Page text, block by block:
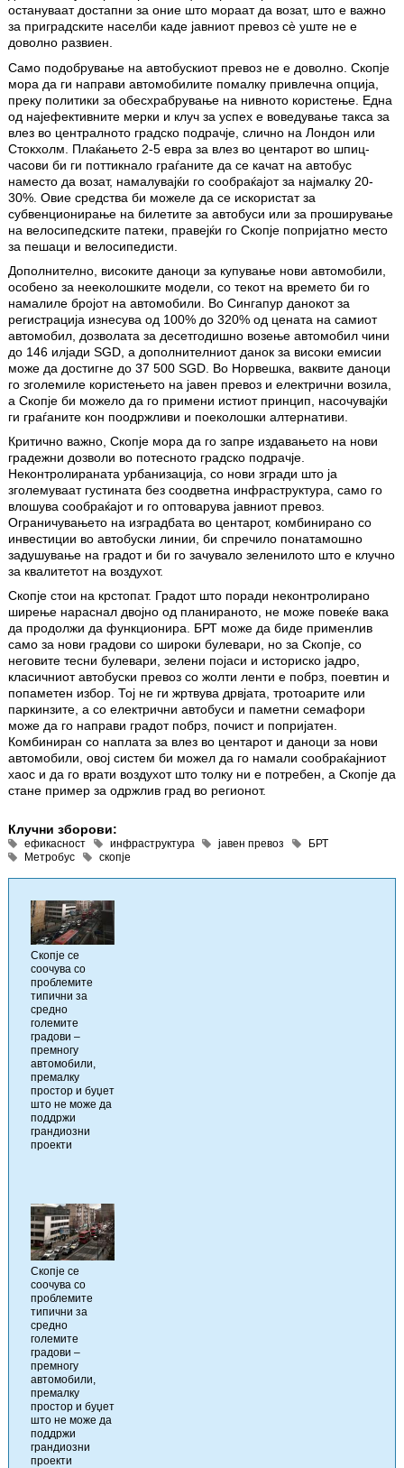
остануваат достапни за оние што мораат да возат, што е важно
за приградските населби каде јавниот превоз сè уште не е
доволно развиен.
Само подобрување на автобускиот превоз не е доволно. Скопје
мора да ги направи автомобилите помалку привлечна опција,
преку политики за обесхрабрување на нивното користење. Една
од најефективните мерки и клуч за успех е воведување такса за
влез во централното градско подрачје, слично на Лондон или
Стокхолм. Плаќањето 2-5 евра за влез во центарот во шпиц-
часови би ги поттикнало граѓаните да се качат на автобус
наместо да возат, намалувајќи го сообраќајот за најмалку 20-
30%. Овие средства би можеле да се искористат за
субвенционирање на билетите за автобуси или за проширување
на велосипедските патеки, правејќи го Скопје попријатно место
за пешаци и велосипедисти.
Дополнително, високите даноци за купување нови автомобили,
особено за нееколошките модели, со текот на времето би го
намалиле бројот на автомобили. Во Сингапур данокот за
регистрација изнесува од 100% до 320% од цената на самиот
автомобил, дозволата за десетгодишно возење автомобил чини
до 146 илјади SGD, а дополнителниот данок за високи емисии
може да достигне до 37 500 SGD. Во Норвешка, ваквите даноци
го зголемиле користењето на јавен превоз и електрични возила,
а Скопје би можело да го примени истиот принцип, насочувајќи
ги граѓаните кон поодржливи и поеколошки алтернативи.
Критично важно, Скопје мора да го запре издавањето на нови
градежни дозволи во потесното градско подрачје.
Неконтролираната урбанизација, со нови згради што ја
зголемуваат густината без соодветна инфраструктура, само го
влошува сообраќајот и го оптоварува јавниот превоз.
Ограничувањето на изградбата во центарот, комбинирано со
инвестиции во автобуски линии, би спречило понатамошно
задушување на градот и би го зачувало зеленилото што е клучно
за квалитетот на воздухот.
Скопје стои на крстопат. Градот што поради неконтролирано
ширење нараснал двојно од планираното, не може повеќе вака
да продолжи да функционира. БРТ може да биде применлив
само за нови градови со широки булевари, но за Скопје, со
неговите тесни булевари, зелени појаси и историско јадро,
класичниот автобуски превоз со жолти ленти е побрз, поевтин и
попаметен избор. Тој не ги жртвува дрвјата, тротоарите или
паркинзите, а со електрични автобуси и паметни семафори
може да го направи градот побрз, почист и попријатен.
Комбиниран со наплата за влез во центарот и даноци за нови
автомобили, овој систем би можел да го намали сообраќајниот
хаос и да го врати воздухот што толку ни е потребен, а Скопје да
стане пример за одржлив град во регионот.
Клучни зборови:
ефикасност инфраструктура јавен превоз
БРТ
Метробус
скопје
Скопје се
соочува со
проблемите
типични за
средно
големите
градови –
премногу
автомобили,
премалку
простор и буџет
што не може да
поддржи
грандиозни
проекти
Скопје се
соочува со
проблемите
типични за
средно
големите
градови –
премногу
автомобили,
премалку
простор и буџет
што не може да
поддржи
грандиозни
проекти